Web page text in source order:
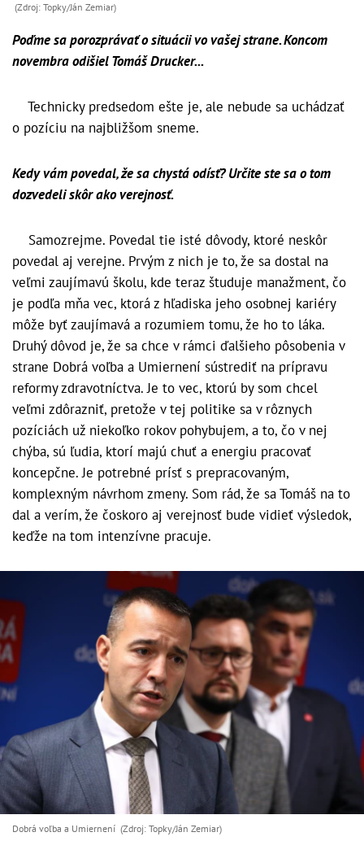
(Zdroj: Topky/Ján Zemiar)
Poďme sa porozprávať o situácii vo vašej strane. Koncom
novembra odišiel Tomáš Drucker...
Technicky predsedom ešte je, ale nebude sa uchádzať
o pozíciu na najbližšom sneme.
Kedy vám povedal, že sa chystá odísť? Určite ste sa o tom
dozvedeli skôr ako verejnosť.
Samozrejme. Povedal tie isté dôvody, ktoré neskôr
povedal aj verejne. Prvým z nich je to, že sa dostal na
veľmi zaujímavú školu, kde teraz študuje manažment, čo
je podľa mňa vec, ktorá z hľadiska jeho osobnej kariéry
môže byť zaujímavá a rozumiem tomu, že ho to láka.
Druhý dôvod je, že sa chce v rámci ďalšieho pôsobenia v
strane Dobrá voľba a Umiernení sústrediť na prípravu
reformy zdravotníctva. Je to vec, ktorú by som chcel
veľmi zdôrazniť, pretože v tej politike sa v rôznych
pozíciách už niekoľko rokov pohybujem, a to, čo v nej
chýba, sú ľudia, ktorí majú chuť a energiu pracovať
koncepčne. Je potrebné prísť s prepracovaným,
komplexným návrhom zmeny. Som rád, že sa Tomáš na to
dal a verím, že čoskoro aj verejnosť bude vidieť výsledok,
keďže na tom intenzívne pracuje.
Dobrá voľba a Umiernení (Zdroj: Topky/Ján Zemiar)